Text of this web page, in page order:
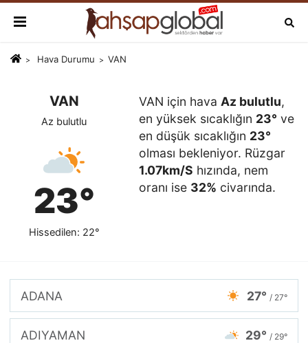
Hava Durumu VAN
VAN
Az bulutlu
23°
Hissedilen: 22°
VAN için hava Az bulutlu,
en yüksek sıcaklığın 23° ve
en düşük sıcaklığın 23°
olması bekleniyor. Rüzgar
1.07km/S hızında, nem
oranı ise 32% civarında.
ADANA 27° / 27°
ADIYAMAN 29° / 29°